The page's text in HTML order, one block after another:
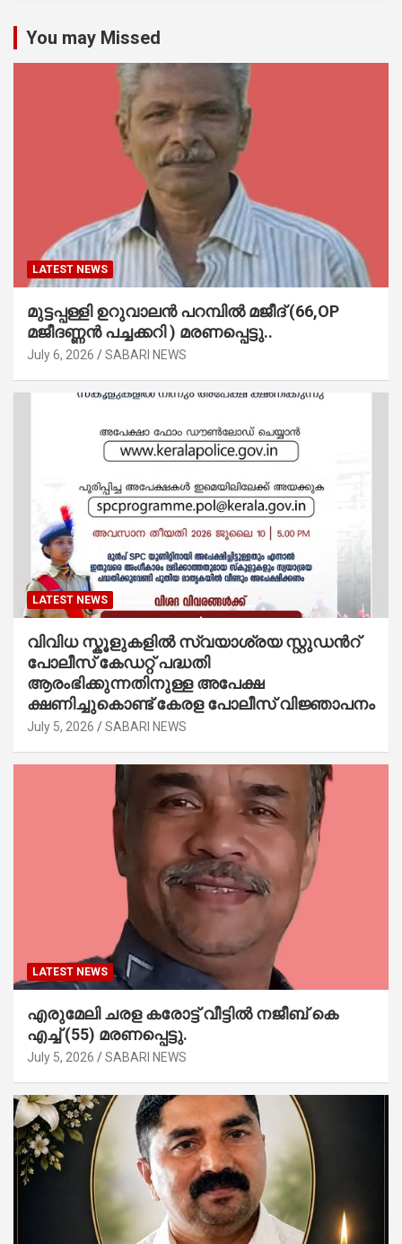
You may Missed
LATEST NEWS
മുട്ടപ്പള്ളി ഉറുവാലൻ പറമ്പിൽ മജീദ് (66,OP
മജീദണ്ണൻ പച്ചക്കറി ) മരണപ്പെട്ടു..
July 6, 2026 SABARI NEWS
LATEST NEWS
വിവിധ സ്കൂളുകളില്‍ സ്വയാശ്രയ സ്റ്റുഡന്‍റ്
പോലീസ് കേഡറ്റ് പദ്ധതി
ആരംഭിക്കുന്നതിനുള്ള അപേക്ഷ
ക്ഷണിച്ചുകൊണ്ട് കേരള പോലീസ് വിജ്ഞാപനം
July 5, 2026 SABARI NEWS
LATEST NEWS
എരുമേലി ചരള കരോട്ട് വീട്ടിൽ നജീബ് കെ
എച്ച് (55) മരണപ്പെട്ടു.
July 5, 2026 SABARI NEWS